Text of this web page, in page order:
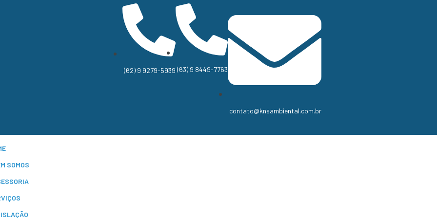
(62) 9 9279-5939 (63) 9 8449-7763
contato@knsambiental.com.br
SOMOS